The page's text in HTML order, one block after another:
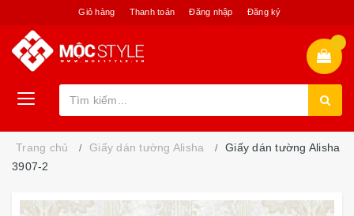
Giỏ hàng Thanh toán Đăng nhập Đăng ký
Trang chủ Giấy dán tường Alisha
Giấy dán tường Alisha
3907-2